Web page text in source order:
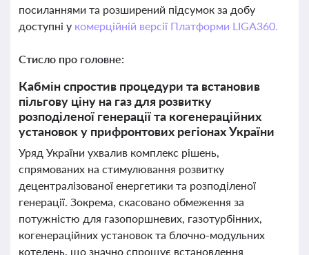
посиланнями та розширений підсумок за добу
доступні у комерційній версії Платформи LIGA360.
Стисло про головне:
Кабмін спростив процедури та встановив
пільгову ціну на газ для розвитку
розподіленої генерації та когенераційних
установок у прифронтових регіонах України
Уряд України ухвалив комплекс рішень,
спрямованих на стимулювання розвитку
децентралізованої енергетики та розподіленої
генерації. Зокрема, скасовано обмеження за
потужністю для газопоршневих, газотурбінних,
когенераційних установок та блочно-модульних
котелень, що значно спрощує встановлення